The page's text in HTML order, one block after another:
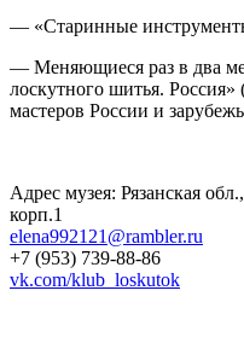
— «Старинные
— Меняющиеся раз в два
лоскутного шитья.
мастеров России и
Адрес музея: Рязанская
корп.1
elena992121@rambler.ru
+7 (953) 739-88-86
vk.com/klub_loskutok